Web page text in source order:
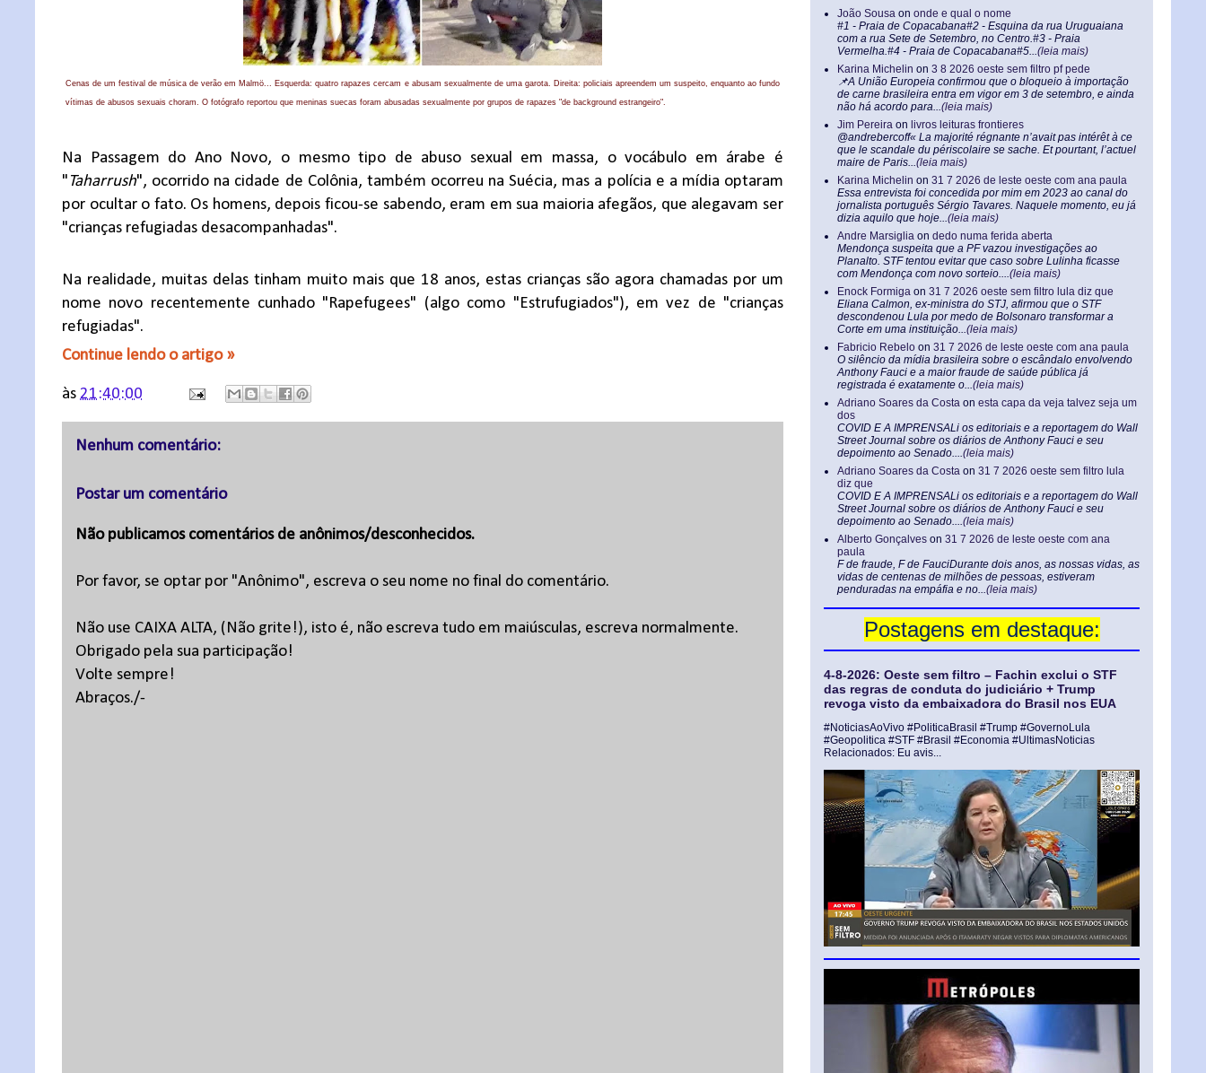
Cenas de um festival de música de verão em Malmö... Esquerda: quatro rapazes cercam e abusam sexualmente de uma garota. Direita: policiais apreendem um suspeito, enquanto ao fundo
vítimas de abusos sexuais choram. O fotógrafo reportou que meninas suecas foram abusadas sexualmente por grupos de rapazes "de background estrangeiro".
Na Passagem do Ano Novo, o mesmo tipo de abuso sexual em massa, o vocábulo em árabe é
" Taharrush", ocorrido na cidade de Colônia, também ocorreu na Suécia, mas a polícia e a mídia optaram
por ocultar o fato. Os homens, depois ficou-se sabendo, eram em sua maioria afegãos, que alegavam ser
"crianças refugiadas desacompanhadas".
Na realidade, muitas delas tinham muito mais que 18 anos, estas crianças são agora chamadas por um
nome novo recentemente cunhado "Rapefugees" (algo como "Estrufugiados"), em vez de "crianças
refugiadas".
Continue lendo o artigo »
às 21:40:00
Nenhum comentário:
Postar um comentário
Não publicamos comentários de anônimos/desconhecidos.
Por favor, se optar por "Anônimo", escreva o seu nome no final do comentário.
Não use CAIXA ALTA, (Não grite!), isto é, não escreva tudo em maiúsculas, escreva normalmente.
Obrigado pela sua participação!
Volte sempre!
Abraços./-
João Sousa on onde e qual o nome
#1 - Praia de Copacabana#2 - Esquina da rua Uruguaiana
com a rua Sete de Setembro, no Centro.#3 - Praia
Vermelha.#4 - Praia de Copacabana#5...(leia mais)
Karina Michelin on 3 8 2026 oeste sem filtro pf pede
📌A União Europeia confirmou que o bloqueio à importação
de carne brasileira entra em vigor em 3 de setembro, e ainda
não há acordo para...(leia mais)
Jim Pereira on livros leituras frontieres
@andrebercoff« La majorité régnante n’avait pas intérêt à ce
que le scandale du périscolaire se sache. Et pourtant, l’actuel
maire de Paris...(leia mais)
Karina Michelin on 31 7 2026 de leste oeste com ana paula
Essa entrevista foi concedida por mim em 2023 ao canal do
jornalista português Sérgio Tavares. Naquele momento, eu já
dizia aquilo que hoje...(leia mais)
Andre Marsiglia on dedo numa ferida aberta
Mendonça suspeita que a PF vazou investigações ao
Planalto. STF tentou evitar que caso sobre Lulinha ficasse
com Mendonça com novo sorteio....(leia mais)
Enock Formiga on 31 7 2026 oeste sem filtro lula diz que
Eliana Calmon, ex-ministra do STJ, afirmou que o STF
descondenou Lula por medo de Bolsonaro transformar a
Corte em uma instituição...(leia mais)
Fabricio Rebelo on 31 7 2026 de leste oeste com ana paula
O silêncio da mídia brasileira sobre o escândalo envolvendo
Anthony Fauci e a maior fraude de saúde pública já
registrada é exatamente o...(leia mais)
Adriano Soares da Costa on esta capa da veja talvez seja um
dos
COVID E A IMPRENSALi os editoriais e a reportagem do Wall
Street Journal sobre os diários de Anthony Fauci e seu
depoimento ao Senado....(leia mais)
Adriano Soares da Costa on 31 7 2026 oeste sem filtro lula
diz que
COVID E A IMPRENSALi os editoriais e a reportagem do Wall
Street Journal sobre os diários de Anthony Fauci e seu
depoimento ao Senado....(leia mais)
Alberto Gonçalves on 31 7 2026 de leste oeste com ana
paula
F de fraude, F de FauciDurante dois anos, as nossas vidas, as
vidas de centenas de milhões de pessoas, estiveram
penduradas na empáfia e no...(leia mais)
Postagens em destaque:
4-8-2026: Oeste sem filtro – Fachin exclui o STF
das regras de conduta do judiciário + Trump
revoga visto da embaixadora do Brasil nos EUA
#NoticiasAoVivo #PoliticaBrasil #Trump #GovernoLula
#Geopolitica #STF #Brasil #Economia #UltimasNoticias
Relacionados: Eu avis...